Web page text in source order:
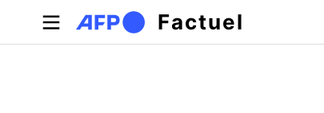
Aller au contenu principal
Factuel
Onglets principaux